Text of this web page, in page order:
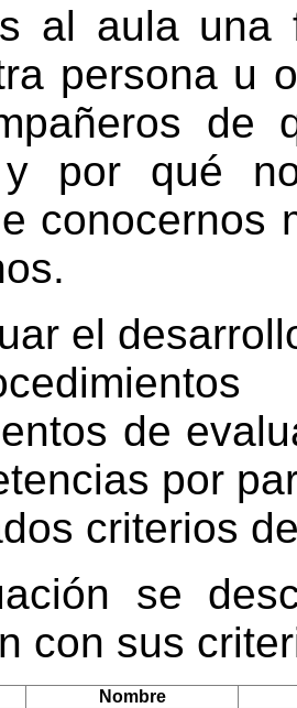
al aula
persona u
de
y por qué
conocernos
el
de
por
criterios
se
con sus
Nombre